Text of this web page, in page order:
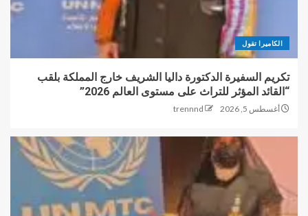
الكاميرا تقول
تكريم السفيرة الدكتورة داليا الشريف خارج المملكة بلقب
“القائد المؤثر للتراث على مستوى العالم 2026”
أغسطس 5, 2026 trennnd